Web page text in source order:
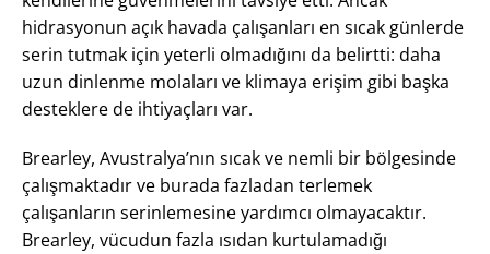
hidrasyonun açık havada çalışanları en sıcak günlerde
serin tutmak için yeterli olmadığını da belirtti: daha
uzun dinlenme molaları ve klimaya erişim gibi başka
desteklere de ihtiyaçları var.
Brearley, Avustralya’nın sıcak ve nemli bir bölgesinde
çalışmaktadır ve burada fazladan terlemek
çalışanların serinlemesine yardımcı olmayacaktır.
Brearley, vücudun fazla ısıdan kurtulamadığı